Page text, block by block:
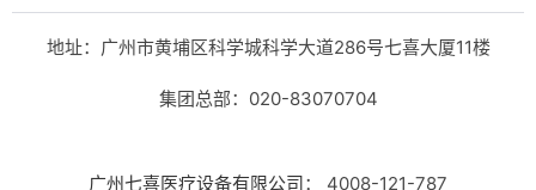
地址：广州市黄埔区科学城科学大道286号七喜大厦11楼
集团总部：020-83070704
广州七喜医疗设备有限公司： 4008-121-787